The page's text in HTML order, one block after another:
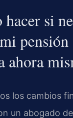
hacer si
pensión
ahora
los cambios
un abogado